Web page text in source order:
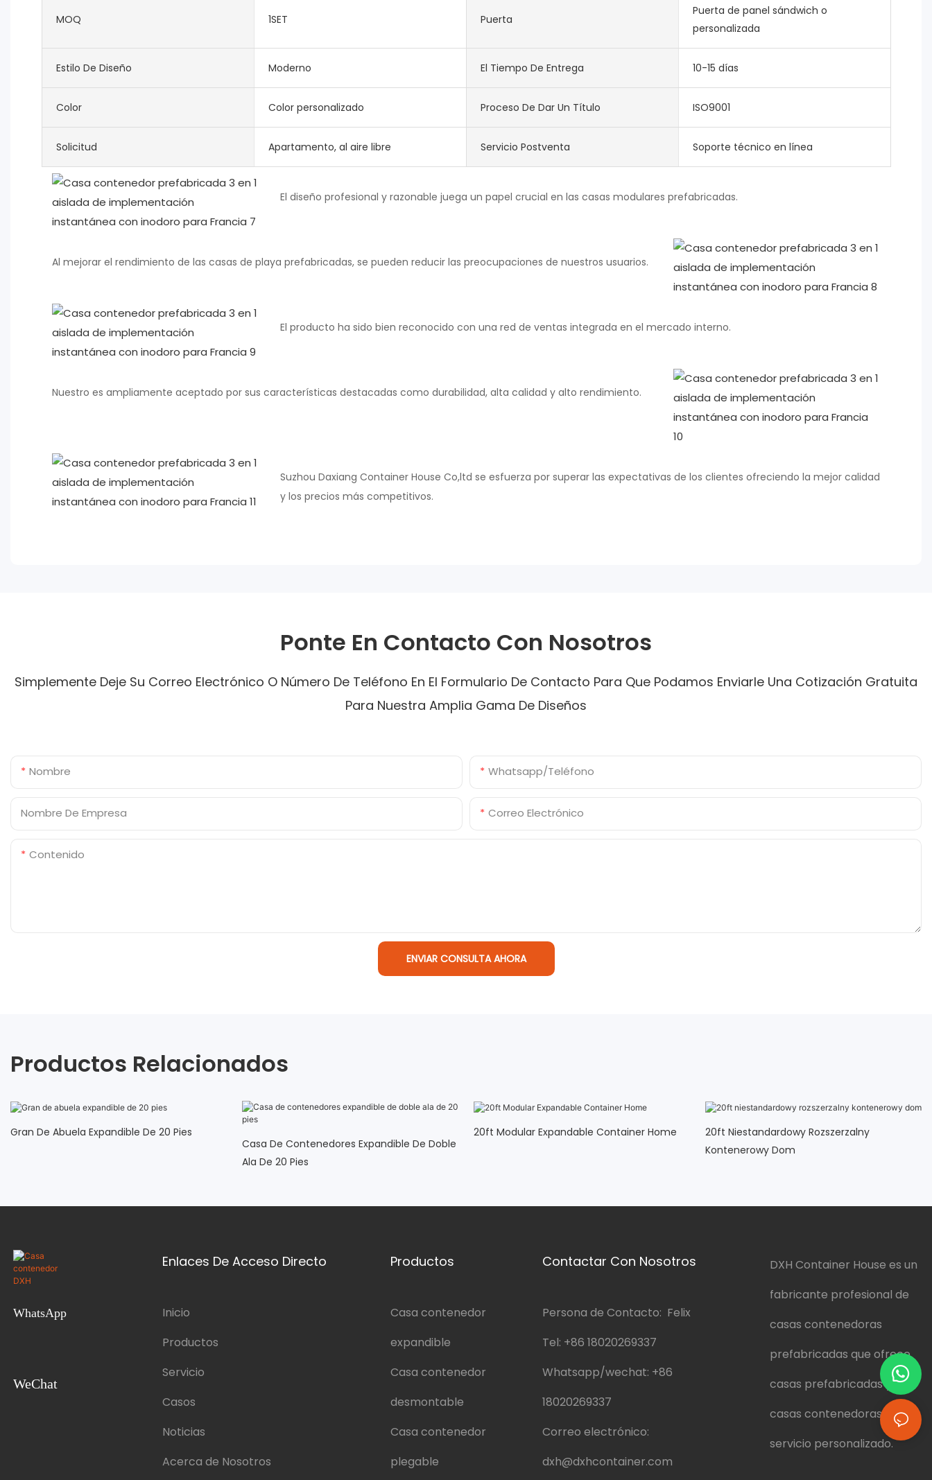
MOQ 1SET Puerta
Puerta de panel sándwich o
personalizada
Estilo De Diseño Moderno El Tiempo De Entrega 10-15 días
Color Color personalizado Proceso De Dar Un Título ISO9001
Solicitud Apartamento, al aire libre Servicio Postventa Soporte técnico en línea
El diseño profesional y razonable juega un papel crucial en las casas modulares prefabricadas.
Al mejorar el rendimiento de las casas de playa prefabricadas, se pueden reducir las preocupaciones de nuestros usuarios.
El producto ha sido bien reconocido con una red de ventas integrada en el mercado interno.
Nuestro es ampliamente aceptado por sus características destacadas como durabilidad, alta calidad y alto rendimiento.
Suzhou Daxiang Container House Co,ltd se esfuerza por superar las expectativas de los clientes ofreciendo la mejor calidad
y los precios más competitivos.
Ponte En Contacto Con Nosotros
Simplemente Deje Su Correo Electrónico O Número De Teléfono En El Formulario De Contacto Para Que Podamos Enviarle Una Cotización Gratuita
Para Nuestra Amplia Gama De Diseños
Nombre Whatsapp/Teléfono
Nombre De Empresa Correo Electrónico
Contenido
ENVIAR CONSULTA AHORA
Productos Relacionados
Gran De Abuela Expandible De 20 Pies
Casa De Contenedores Expandible De Doble
Ala De 20 Pies
20ft Modular Expandable Container Home
20ft Niestandardowy Rozszerzalny
Kontenerowy Dom
WhatsApp
WeChat
Enlaces De Acceso Directo
Inicio
Productos
Servicio
Casos
Noticias
Acerca de Nosotros
Productos
Casa contenedor
expandible
Casa contenedor
desmontable
Casa contenedor
plegable
Contactar Con Nosotros
Persona de Contacto: Felix
Tel: +86 18020269337
Whatsapp/wechat: +86
18020269337
Correo electrónico:
dxh@dxhcontainer.com
DXH Container House es un
fabricante profesional de
casas contenedoras
prefabricadas que ofrece
casas prefabricadas y
casas contenedoras y un
servicio personalizado.